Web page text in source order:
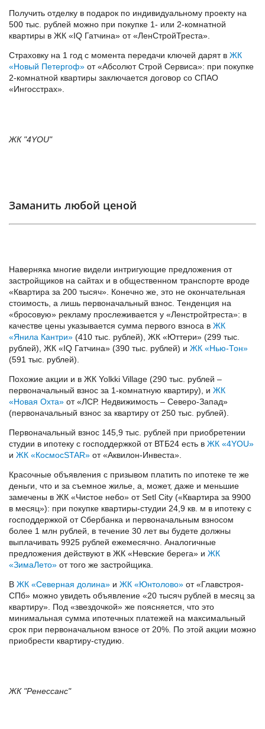
Получить отделку в подарок по индивидуальному проекту на
500 тыс. рублей можно при покупке 1- или 2-комнатной
квартиры в ЖК «IQ Гатчина» от «ЛенСтройТреста».
Страховку на 1 год с момента передачи ключей дарят в ЖК
«Новый Петергоф» от «Абсолют Строй Сервиса»: при покупке
2-комнатной квартиры заключается договор со СПАО
«Ингосстрах».
ЖК "4YOU"
Заманить любой ценой
Наверняка многие видели интригующие предложения от
застройщиков на сайтах и в общественном транспорте вроде
«Квартира за 200 тысяч». Конечно же, это не окончательная
стоимость, а лишь первоначальный взнос. Тенденция на
«бросовую» рекламу прослеживается у «Ленстройтреста»: в
качестве цены указывается сумма первого взноса в ЖК
«Янила Кантри» (410 тыс. рублей), ЖК «Юттери» (299 тыс.
рублей), ЖК «IQ Гатчина» (390 тыс. рублей) и ЖК «Нью-Тон»
(591 тыс. рублей).
Похожие акции и в ЖК Yolkki Village (290 тыс. рублей –
первоначальный взнос за 1-комнатную квартиру), и ЖК
«Новая Охта» от «ЛСР. Недвижимость – Северо-Запад»
(первоначальный взнос за квартиру от 250 тыс. рублей).
Первоначальный взнос 145,9 тыс. рублей при приобретении
студии в ипотеку с господдержкой от ВТБ24 есть в ЖК «4YOU»
и ЖК «КосмосSTAR» от «Аквилон-Инвеста».
Красочные объявления с призывом платить по ипотеке те же
деньги, что и за съемное жилье, а, может, даже и меньшие
замечены в ЖК «Чистое небо» от Setl City («Квартира за 9900
в месяц»): при покупке квартиры-студии 24,9 кв. м в ипотеку с
господдержкой от Сбербанка и первоначальным взносом
более 1 млн рублей, в течение 30 лет вы будете должны
выплачивать 9925 рублей ежемесячно. Аналогичные
предложения действуют в ЖК «Невские берега» и ЖК
«ЗимаЛето» от того же застройщика.
В ЖК «Северная долина» и ЖК «Юнтолово» от «Главстроя-
СПб» можно увидеть объявление «20 тысяч рублей в месяц за
квартиру». Под «звездочкой» же поясняется, что это
минимальная сумма ипотечных платежей на максимальный
срок при первоначальном взносе от 20%. По этой акции можно
приобрести квартиру-студию.
ЖК "Ренессанс"